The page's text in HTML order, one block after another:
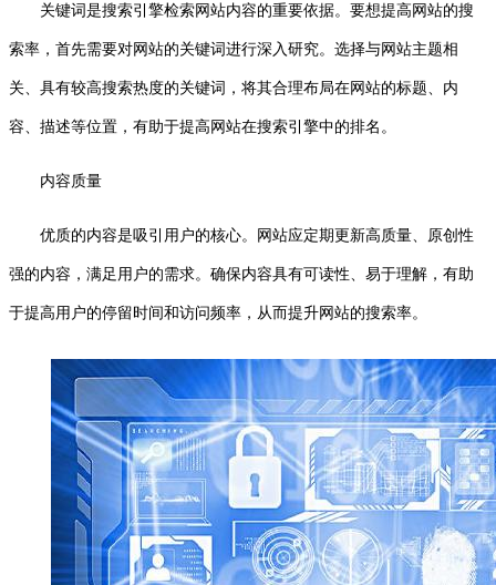
关键词是搜索引擎检索网站内容的重要依据。要想提高网站的搜
索率，首先需要对网站的关键词进行深入研究。选择与网站主题相
关、具有较高搜索热度的关键词，将其合理布局在网站的标题、内
容、描述等位置，有助于提高网站在搜索引擎中的排名。
内容质量
优质的内容是吸引用户的核心。网站应定期更新高质量、原创性
强的内容，满足用户的需求。确保内容具有可读性、易于理解，有助
于提高用户的停留时间和访问频率，从而提升网站的搜索率。